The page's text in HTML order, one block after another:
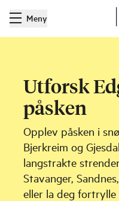
Meny
Utforsk
påsken
Opplev påsken i
Bjerkreim og
langstrakte
Stavanger,
eller la deg